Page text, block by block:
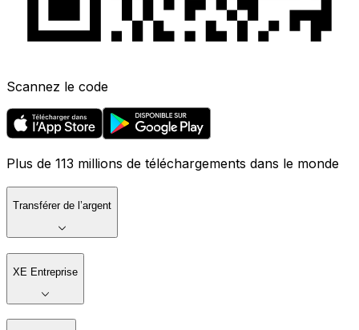
Scannez le code
Plus de 113 millions de téléchargements dans le monde
Transférer de l’argent
XE Entreprise